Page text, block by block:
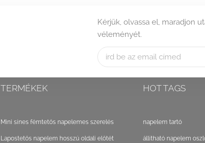
Kérjük, olvassa el, maradjon
véleményét.
TERMÉKEK
Mini sínes fémtetős napelemes szerelés
Lapostetős napelem hosszú oldali előtét
HOT TAGS
napelem tartó
állítható napelem